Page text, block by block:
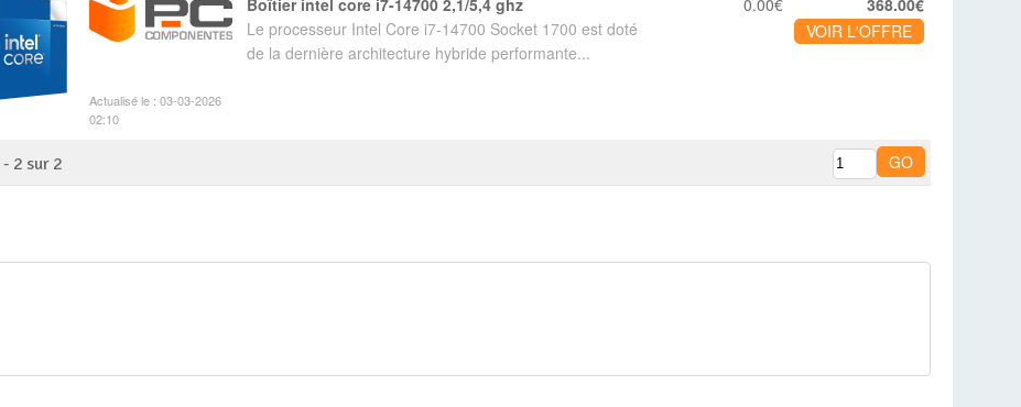
Actualisé le : 03-03-2026
02:10
boîtier intel core i7-14700 2,1/5,4 ghz
Le processeur Intel Core i7-14700 Socket 1700 est doté
de la dernière architecture hybride performante...
0.00€
368.00€
VOIR L'OFFRE
- 2 sur 2